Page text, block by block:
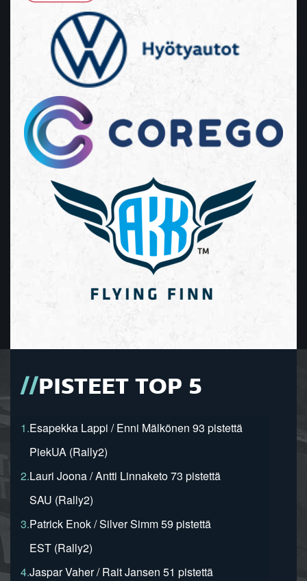
PISTEET TOP 5
1.Esapekka Lappi / Enni Mälkönen 93 pistettä
PiekUA (Rally2)
2.Lauri Joona / Antti Linnaketo 73 pistettä
SAU (Rally2)
3.Patrick Enok / Silver Simm 59 pistettä
EST (Rally2)
4.Jaspar Vaher / Rait Jansen 51 pistettä